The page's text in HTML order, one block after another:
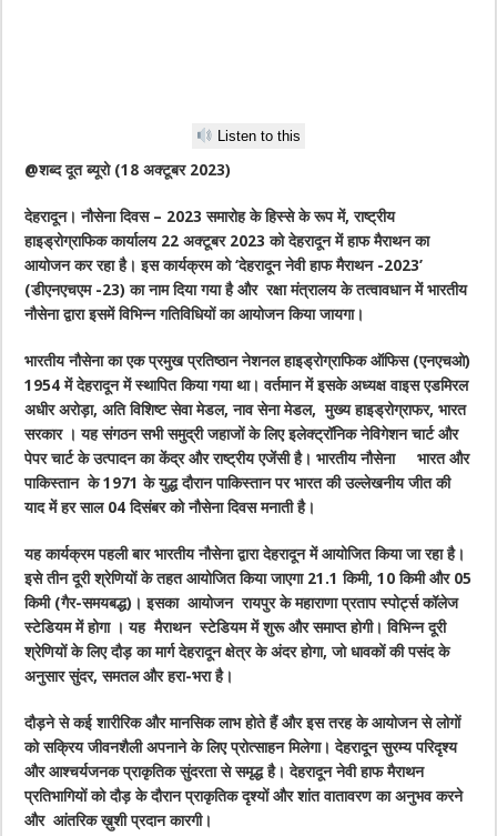
Listen to this
@शब्द दूत ब्यूरो (18 अक्टूबर 2023)
देहरादून। नौसेना दिवस – 2023 समारोह के हिस्से के रूप में, राष्ट्रीय
हाइड्रोग्राफिक कार्यालय 22 अक्टूबर 2023 को देहरादून में हाफ मैराथन का
आयोजन कर रहा है। इस कार्यक्रम को ‘देहरादून नेवी हाफ मैराथन -2023’
(डीएनएचएम -23) का नाम दिया गया है और रक्षा मंत्रालय के तत्वावधान में भारतीय
नौसेना द्वारा इसमें विभिन्न गतिविधियों का आयोजन किया जायगा।
भारतीय नौसेना का एक प्रमुख प्रतिष्ठान नेशनल हाइड्रोग्राफिक ऑफिस (एनएचओ)
1954 में देहरादून में स्थापित किया गया था। वर्तमान में इसके अध्यक्ष वाइस एडमिरल
अधीर अरोड़ा, अति विशिष्ट सेवा मेडल, नाव सेना मेडल, मुख्य हाइड्रोग्राफर, भारत
सरकार । यह संगठन सभी समुद्री जहाजों के लिए इलेक्ट्रॉनिक नेविगेशन चार्ट और
पेपर चार्ट के उत्पादन का केंद्र और राष्ट्रीय एजेंसी है। भारतीय नौसेना भारत और
पाकिस्तान के 1971 के युद्ध दौरान पाकिस्तान पर भारत की उल्लेखनीय जीत की
याद में हर साल 04 दिसंबर को नौसेना दिवस मनाती है।
यह कार्यक्रम पहली बार भारतीय नौसेना द्वारा देहरादून में आयोजित किया जा रहा है।
इसे तीन दूरी श्रेणियों के तहत आयोजित किया जाएगा 21.1 किमी, 10 किमी और 05
किमी (गैर-समयबद्ध)। इसका आयोजन रायपुर के महाराणा प्रताप स्पोर्ट्स कॉलेज
स्टेडियम में होगा । यह मैराथन स्टेडियम में शुरू और समाप्त होगी। विभिन्न दूरी
श्रेणियों के लिए दौड़ का मार्ग देहरादून क्षेत्र के अंदर होगा, जो धावकों की पसंद के
अनुसार सुंदर, समतल और हरा-भरा है।
दौड़ने से कई शारीरिक और मानसिक लाभ होते हैं और इस तरह के आयोजन से लोगों
को सक्रिय जीवनशैली अपनाने के लिए प्रोत्साहन मिलेगा। देहरादून सुरम्य परिदृश्य
और आश्चर्यजनक प्राकृतिक सुंदरता से समृद्ध है। देहरादून नेवी हाफ मैराथन
प्रतिभागियों को दौड़ के दौरान प्राकृतिक दृश्यों और शांत वातावरण का अनुभव करने
और आंतरिक ख़ुशी प्रदान कारगी।